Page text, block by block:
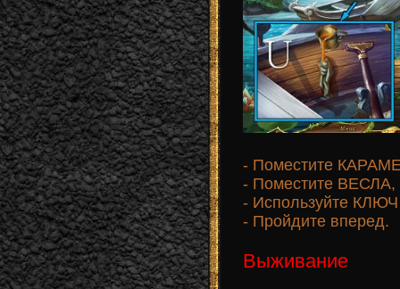
- Поместите
- Поместите
- Используйте
- Пройдите вперед.
Выживание